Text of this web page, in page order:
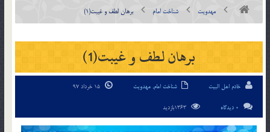
مهدویت شناخت امام برهان لطف و غيبت(1)
برهان لطف و غيبت(1)
خادم اهل البیت شناخت امام, مهدویت
0 دیدگاه